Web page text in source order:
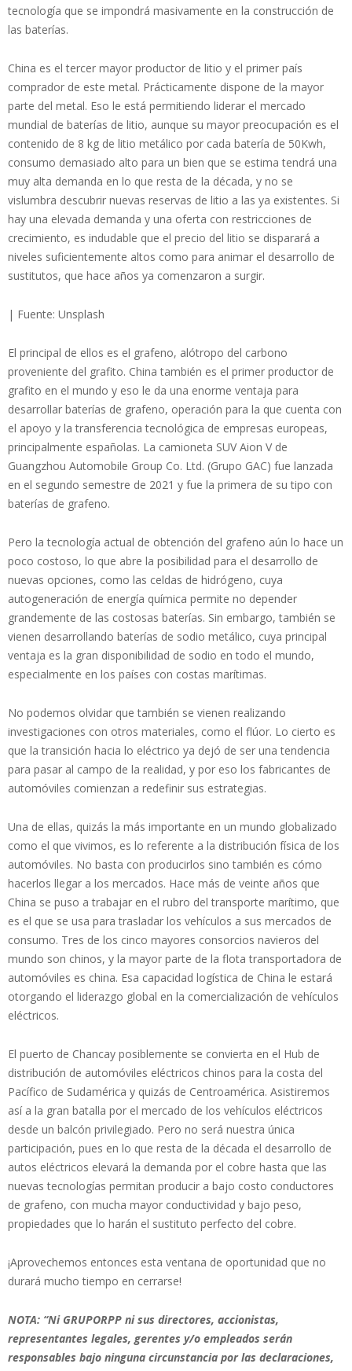
tecnología que se impondrá masivamente en la construcción de
las baterías.
China es el tercer mayor productor de litio y el primer país
comprador de este metal. Prácticamente dispone de la mayor
parte del metal. Eso le está permitiendo liderar el mercado
mundial de baterías de litio, aunque su mayor preocupación es el
contenido de 8 kg de litio metálico por cada batería de 50Kwh,
consumo demasiado alto para un bien que se estima tendrá una
muy alta demanda en lo que resta de la década, y no se
vislumbra descubrir nuevas reservas de litio a las ya existentes. Si
hay una elevada demanda y una oferta con restricciones de
crecimiento, es indudable que el precio del litio se disparará a
niveles suficientemente altos como para animar el desarrollo de
sustitutos, que hace años ya comenzaron a surgir.
| Fuente: Unsplash
El principal de ellos es el grafeno, alótropo del carbono
proveniente del grafito. China también es el primer productor de
grafito en el mundo y eso le da una enorme ventaja para
desarrollar baterías de grafeno, operación para la que cuenta con
el apoyo y la transferencia tecnológica de empresas europeas,
principalmente españolas. La camioneta SUV Aion V de
Guangzhou Automobile Group Co. Ltd. (Grupo GAC) fue lanzada
en el segundo semestre de 2021 y fue la primera de su tipo con
baterías de grafeno.
Pero la tecnología actual de obtención del grafeno aún lo hace un
poco costoso, lo que abre la posibilidad para el desarrollo de
nuevas opciones, como las celdas de hidrógeno, cuya
autogeneración de energía química permite no depender
grandemente de las costosas baterías. Sin embargo, también se
vienen desarrollando baterías de sodio metálico, cuya principal
ventaja es la gran disponibilidad de sodio en todo el mundo,
especialmente en los países con costas marítimas.
No podemos olvidar que también se vienen realizando
investigaciones con otros materiales, como el flúor. Lo cierto es
que la transición hacia lo eléctrico ya dejó de ser una tendencia
para pasar al campo de la realidad, y por eso los fabricantes de
automóviles comienzan a redefinir sus estrategias.
Una de ellas, quizás la más importante en un mundo globalizado
como el que vivimos, es lo referente a la distribución física de los
automóviles. No basta con producirlos sino también es cómo
hacerlos llegar a los mercados. Hace más de veinte años que
China se puso a trabajar en el rubro del transporte marítimo, que
es el que se usa para trasladar los vehículos a sus mercados de
consumo. Tres de los cinco mayores consorcios navieros del
mundo son chinos, y la mayor parte de la flota transportadora de
automóviles es china. Esa capacidad logística de China le estará
otorgando el liderazgo global en la comercialización de vehículos
eléctricos.
El puerto de Chancay posiblemente se convierta en el Hub de
distribución de automóviles eléctricos chinos para la costa del
Pacífico de Sudamérica y quizás de Centroamérica. Asistiremos
así a la gran batalla por el mercado de los vehículos eléctricos
desde un balcón privilegiado. Pero no será nuestra única
participación, pues en lo que resta de la década el desarrollo de
autos eléctricos elevará la demanda por el cobre hasta que las
nuevas tecnologías permitan producir a bajo costo conductores
de grafeno, con mucha mayor conductividad y bajo peso,
propiedades que lo harán el sustituto perfecto del cobre.
¡Aprovechemos entonces esta ventana de oportunidad que no
durará mucho tiempo en cerrarse!
NOTA: “Ni GRUPORPP ni sus directores, accionistas,
representantes legales, gerentes y/o empleados serán
responsables bajo ninguna circunstancia por las declaraciones,